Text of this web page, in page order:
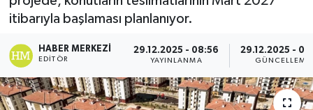
itibarıyla başlaması planlanıyor.
HABER MERKEZI
EDITÖR
29.12.2025 - 08:56
YAYINLANMA
29.12.2025 -
GÜNCELLEME
Ekonomi
Genel
Gündem
Haber Arşivi